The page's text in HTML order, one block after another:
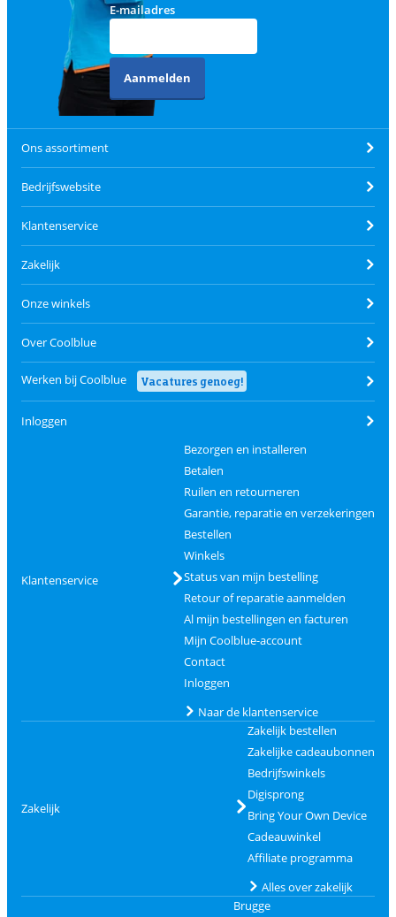
E-mailadres
Aanmelden
Ons assortiment
Bedrijfswebsite
Klantenservice
Zakelijk
Onze winkels
Over Coolblue
Werken bij Coolblue Vacatures genoeg!
Inloggen
Klantenservice
Bezorgen en installeren
Betalen
Ruilen en retourneren
Garantie, reparatie en verzekeringen
Bestellen
Winkels
Status van mijn bestelling
Retour of reparatie aanmelden
Al mijn bestellingen en facturen
Mijn Coolblue-account
Contact
Inloggen
Naar de klantenservice
Zakelijk
Zakelijk bestellen
Zakelijke cadeaubonnen
Bedrijfswinkels
Digisprong
Bring Your Own Device
Cadeauwinkel
Affiliate programma
Alles over zakelijk
Brugge